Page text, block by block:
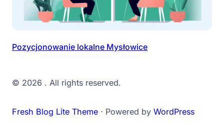
Pozycjonowanie lokalne Mysłowice
© 2026 . All rights reserved.
Fresh Blog Lite Theme ⋅ Powered by WordPress